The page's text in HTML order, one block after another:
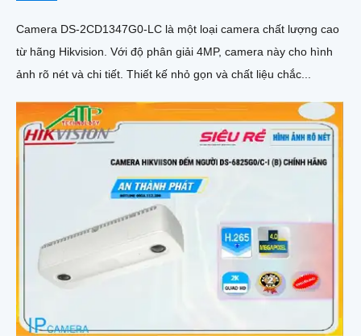
Camera DS-2CD1347G0-LC là một loại camera chất lượng cao
từ hãng Hikvision. Với độ phân giải 4MP, camera này cho hình
ảnh rõ nét và chi tiết. Thiết kế nhỏ gọn và chất liệu chắc...